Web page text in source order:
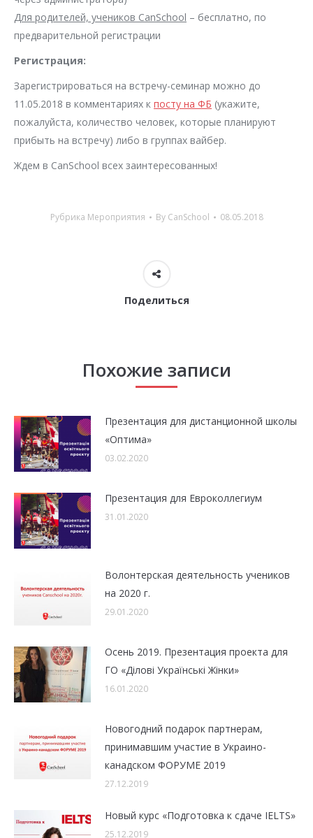
Для родителей, учеников CanSchool – бесплатно, по
предварительной регистрации
Регистрация:
Зарегистрироваться на встречу-семинар можно до
11.05.2018 в комментариях к посту на ФБ (укажите,
пожалуйста, количество человек, которые планируют
прибыть на встречу) либо в группах вайбер.
Ждем в CanSchool всех заинтересованных!
Рубрика Мероприятия By CanSchool 08.05.2018
Поделиться
Похожие записи
Презентация для дистанционной школы
«Оптима»
03.02.2020
Презентация для Евроколлегиум
31.01.2020
Волонтерская деятельность учеников
на 2020 г.
29.01.2020
Осень 2019. Презентация проекта для
ГО «Ділові Українські Жінки»
16.01.2020
Новогодний подарок партнерам,
принимавшим участие в Украино-
канадском ФОРУМЕ 2019
27.12.2019
Новый курс «Подготовка к сдаче IELTS»
25.12.2019